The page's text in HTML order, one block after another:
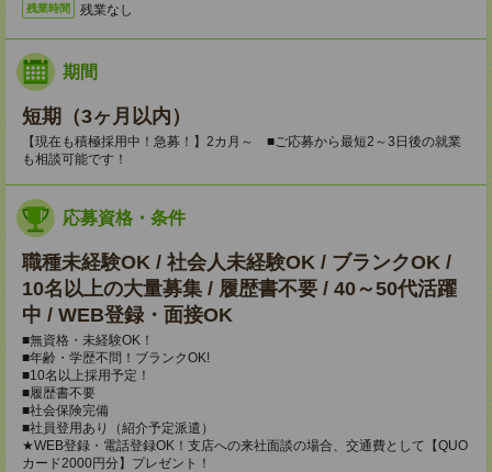
残業時間 残業なし
期間
短期（3ヶ月以内）
【現在も積極採用中！急募！】2カ月～ ■ご応募から最短2～3日後の就業
も相談可能です！
応募資格・条件
職種未経験OK / 社会人未経験OK / ブランクOK /
10名以上の大量募集 / 履歴書不要 / 40～50代活躍
中 / WEB登録・面接OK
■無資格・未経験OK！
■年齢・学歴不問！ブランクOK!
■10名以上採用予定！
■履歴書不要
■社会保険完備
■社員登用あり（紹介予定派遣）
★WEB登録・電話登録OK！支店への来社面談の場合、交通費として【QUO
カード2000円分】プレゼント！